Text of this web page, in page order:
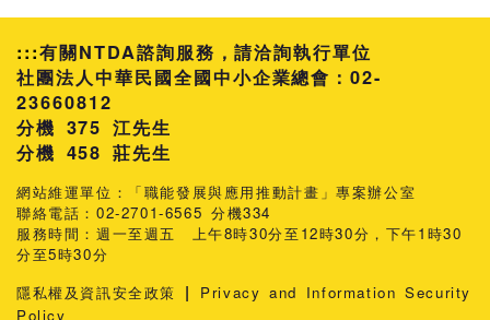
:::有關NTDA諮詢服務，請洽詢執行單位
社團法人中華民國全國中小企業總會：02-
23660812
分機 375 江先生
458 莊先生
網站維運單位：「職能發展與應用推動計畫」專案辦公室
聯絡電話：02-2701-6565 分機334
服務時間：週一至週五 上午8時30分至12時30分，下午1時30
分至5時30分
隱私權及資訊安全政策 |
Privacy and Information Security
Policy